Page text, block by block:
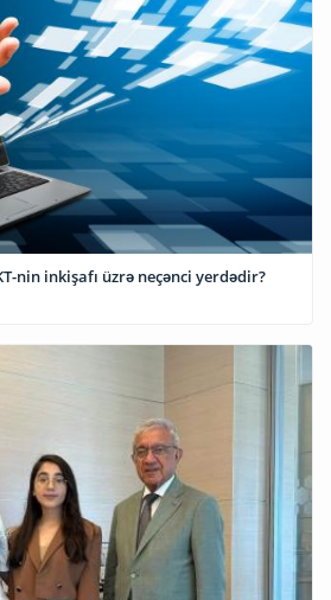
nin inkişafı üzrə neçənci yerdədir?